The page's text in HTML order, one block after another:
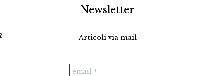
Newsletter
Articoli via mail